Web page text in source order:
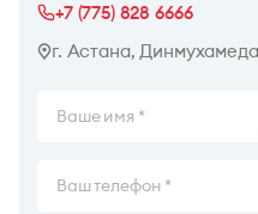
+7 (775) 828 6666
г. Астана,